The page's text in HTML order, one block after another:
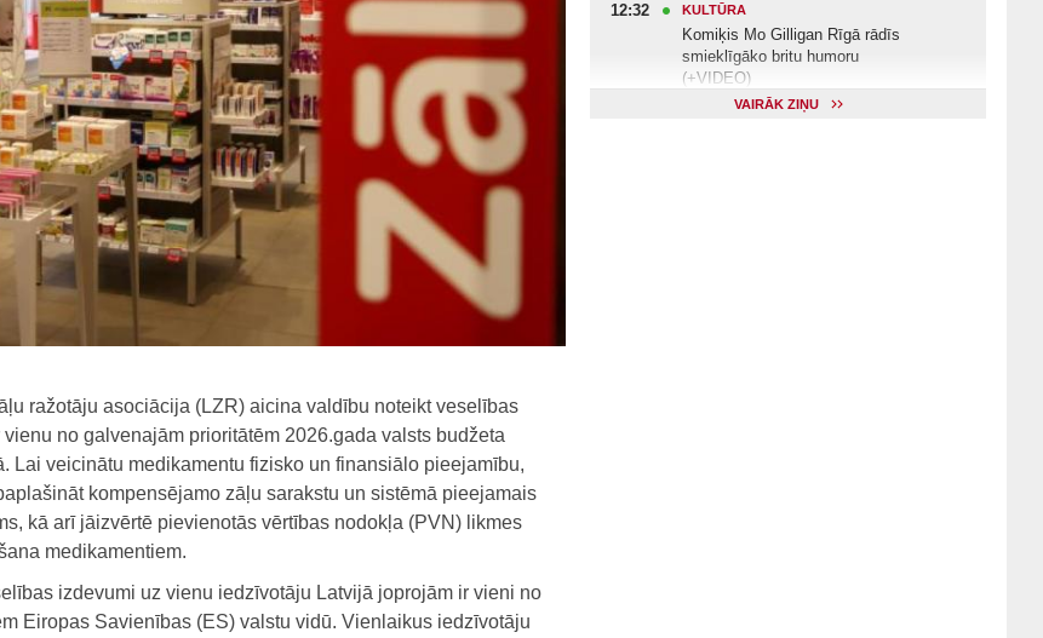
ražotāju asociācija (LZR) aicina valdību noteikt veselības
vienu no galvenajām prioritātēm 2026.gada valsts budžeta
Lai veicinātu medikamentu fizisko un finansiālo pieejamību,
kompensējamo zāļu sarakstu un sistēmā pieejamais
kā arī jāizvērtē pievienotās vērtības nodokļa (PVN) likmes
medikamentiem.
izdevumi uz vienu iedzīvotāju Latvijā joprojām ir vieni no
Eiropas Savienības (ES) valstu vidū. Vienlaikus iedzīvotāju
12:32
KULTŪRA
Komiķis Mo Gilligan Rīgā rādīs
smieklīgāko britu humoru
(+VIDEO)
VESELĪBAVAIRĀK ZIŅU